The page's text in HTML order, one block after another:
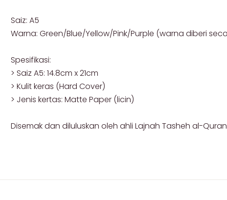
Saiz: A5
Warna: Green/Blue/Yellow/Pink/Purple (warna diberi
Spesifikasi:
> Saiz A5: 14.8cm x 21cm
> Kulit keras (Hard Cover)
> Jenis kertas: Matte Paper (licin)
Disemak dan diluluskan oleh ahli Lajnah Tasheh al-